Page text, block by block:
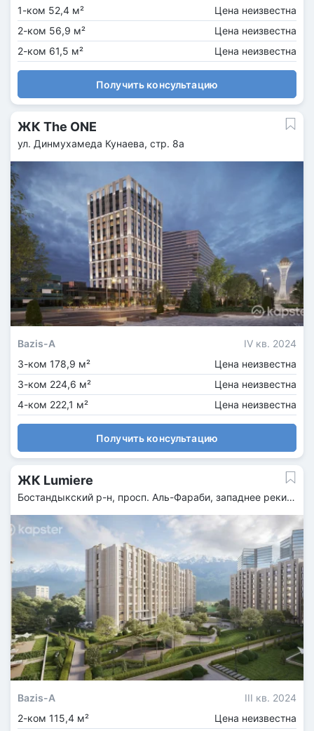
1-ком 52,4 м²
Цена неизвестна
2-ком 56,9 м²
Цена неизвестна
2-ком 61,5 м²
Цена неизвестна
Получить консультацию
ЖК The ONE
ул. Динмухамеда Кунаева, стр. 8а
Bazis-A
IV кв. 2024
3-ком 178,9 м²
Цена неизвестна
3-ком 224,6 м²
Цена неизвестна
4-ком 222,1 м²
Цена неизвестна
Получить консультацию
ЖК Lumiere
Бостандыкский р-н, просп. Аль-Фараби, западнее реки
Есентай
Bazis-A
III кв. 2024
2-ком 115,4 м²
Цена неизвестна